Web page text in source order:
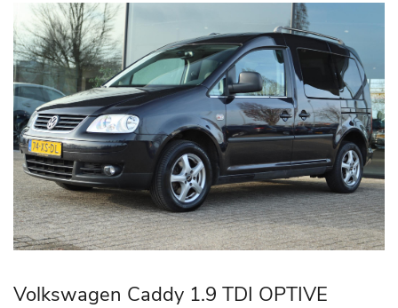
Volkswagen Caddy 1.9 TDI OPTIVE